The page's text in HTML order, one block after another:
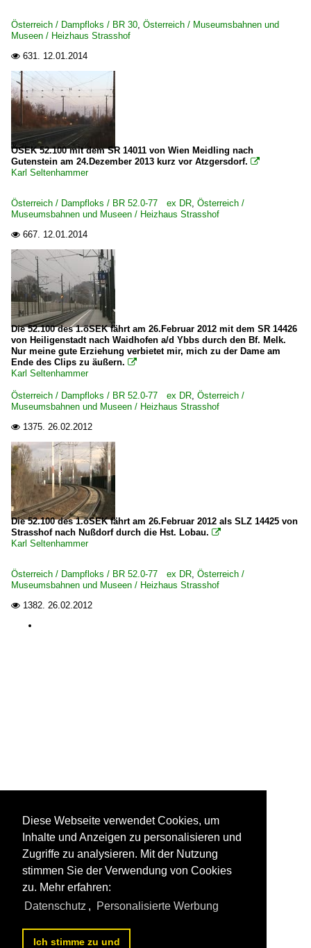
Österreich / Dampfloks / BR 30, Österreich / Museumsbahnen und
Museen / Heizhaus Strasshof
 631. 12.01.2014
ÖSEK 52.100 mit dem SR 14011 von Wien Meidling nach
Gutenstein am 24.Dezember 2013 kurz vor Atzgersdorf. 
Karl Seltenhammer
Österreich / Dampfloks / BR 52.0-77 ex DR, Österreich /
Museumsbahnen und Museen / Heizhaus Strasshof
 667. 12.01.2014
Die 52.100 des 1.öSEK fährt am 26.Februar 2012 mit dem SR 14426
von Heiligenstadt nach Waidhofen a/d Ybbs durch den Bf. Melk.
Nur meine gute Erziehung verbietet mir, mich zu der Dame am
Ende des Clips zu äußern. 
Karl Seltenhammer
Österreich / Dampfloks / BR 52.0-77 ex DR, Österreich /
Museumsbahnen und Museen / Heizhaus Strasshof
 1375. 26.02.2012
Die 52.100 des 1.öSEK fährt am 26.Februar 2012 als SLZ 14425 von
Strasshof nach Nußdorf durch die Hst. Lobau. 
Karl Seltenhammer
Österreich / Dampfloks / BR 52.0-77 ex DR, Österreich /
Museumsbahnen und Museen / Heizhaus Strasshof
 1382. 26.02.2012
Diese Webseite verwendet Cookies, um
Inhalte und Anzeigen zu personalisieren und
Zugriffe zu analysieren. Mit der Nutzung
stimmen Sie der Verwendung von Cookies
zu. Mehr erfahren:
Datenschutz , Personalisierte Werbung
Ich stimme zu und